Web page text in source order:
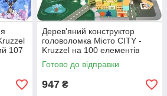
107
Дерев'яний конструктор
головоломка Місто CITY -
Kruzzel на 100 елементів
Готово до відправки
947 ₴